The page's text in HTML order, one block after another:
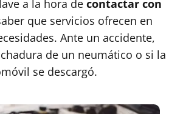
a la hora de contactar con
que servicios ofrecen en
Ante un accidente,
de un neumático o si la
se descargó.